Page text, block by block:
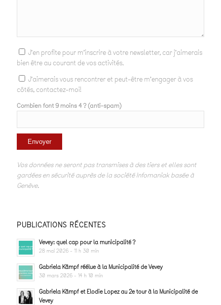
J'en profite pour m'inscrire à votre newsletter, car j'aimerais
bien être au courant de vos activités.
J'aimerais vous rencontrer et peut-être m'engager à vos
côtés, contactez-moi!
Combien font 9 moins 4 ? (anti-spam)
Vos données ne seront pas transmises à des tiers et elles sont
gardées en sécurité auprès de la société Infomaniak basée à
Genève.
PUBLICATIONS RÉCENTES
Vevey: quel cap pour la municipalité ?
28 mai 2026 - 11 h 30 min
Gabriela Kämpf réélue à la Municipalité de Vevey
30 mars 2026 - 14 h 10 min
Gabriela Kämpf et Elodie Lopez au 2e tour à la Municipalité de
Vevey